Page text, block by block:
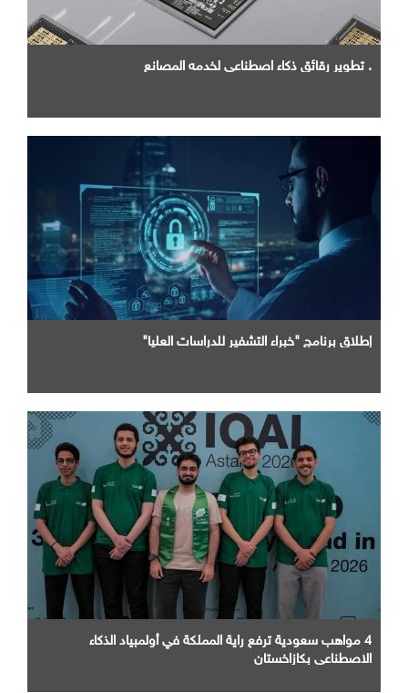
. تطوير رقائق ذكاء اصطناعي لخدمه المصانع
إطلاق برنامج "خبراء التشفير للدراسات العليا"
4 مواهب سعودية ترفع راية المملكة في أولمبياد الذكاء
الاصطناعي بكازاخستان